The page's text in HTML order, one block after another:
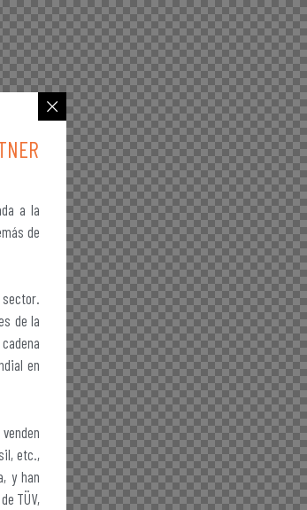
a la
de
sector.
de la
en
etc.,
y han
TÜV,